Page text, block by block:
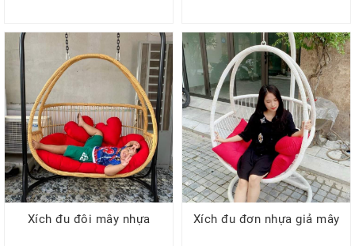
Xích đu đôi mây nhựa Xích đu đơn nhựa giả mây